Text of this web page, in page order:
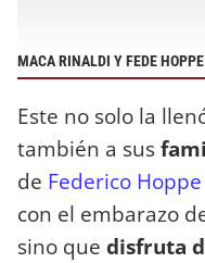
MACA RINALDI Y FEDE HOPPE
Este no solo la
también a sus
de Federico Hoppe
con el embarazo
sino que disfruta